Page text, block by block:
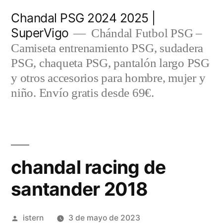
contenido
Chandal PSG 2024 2025 |
SuperVigo
Chándal Futbol PSG –
Camiseta entrenamiento PSG, sudadera
PSG, chaqueta PSG, pantalón largo PSG
y otros accesorios para hombre, mujer y
niño. Envío gratis desde 69€.
chandal racing de
santander 2018
Publicado
istern 3 de mayo de 2023